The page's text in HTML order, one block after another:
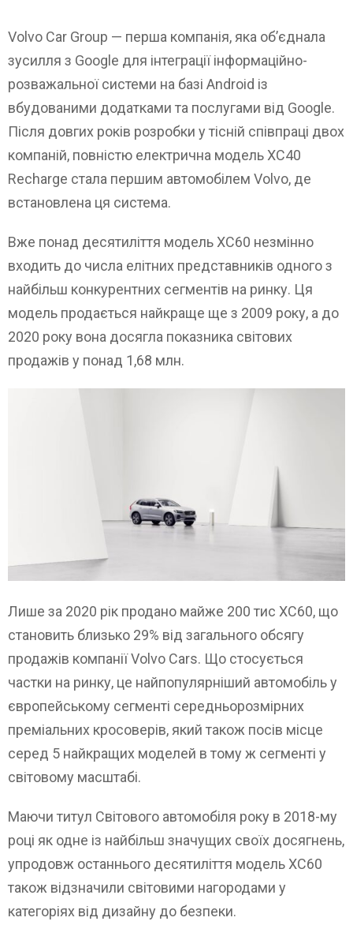
Volvo Car Group — перша компанія, яка об’єднала
зусилля з Google для інтеграції інформаційно-
розважальної системи на базі Android із
вбудованими додатками та послугами від Google.
Після довгих років розробки у тісній співпраці двох
компаній, повністю електрична модель XC40
Recharge стала першим автомобілем Volvo, де
встановлена ця система.
Вже понад десятиліття модель XC60 незмінно
входить до числа елітних представників одного з
найбільш конкурентних сегментів на ринку. Ця
модель продається найкраще ще з 2009 року, а до
2020 року вона досягла показника світових
продажів у понад 1,68 млн.
Лише за 2020 рік продано майже 200 тис XC60, що
становить близько 29% від загального обсягу
продажів компанії Volvo Cars. Що стосується
частки на ринку, це найпопулярніший автомобіль у
європейському сегменті середньорозмірних
преміальних кросоверів, який також посів місце
серед 5 найкращих моделей в тому ж сегменті у
світовому масштабі.
Маючи титул Світового автомобіля року в 2018-му
році як одне із найбільш значущих своїх досягнень,
упродовж останнього десятиліття модель XC60
також відзначили світовими нагородами у
категоріях від дизайну до безпеки.